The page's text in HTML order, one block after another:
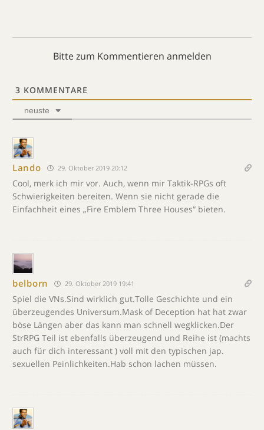
Bitte zum Kommentieren anmelden
3 KOMMENTARE
neuste
Lando 29. Oktober 2019 20:12
Cool, merk ich mir vor. Auch, wenn mir Taktik-RPGs oft
Schwierigkeiten bereiten. Wenn sie nicht gerade die
Einfachheit eines „Fire Emblem Three Houses“ bieten.
belborn 29. Oktober 2019 19:41
Spiel die VNs.Sind wirklich gut.Tolle Geschichte und ein
überzeugendes Universum.Mask of Deception hat hat zwar
böse Längen aber das kann man schnell wegklicken.Der
StrRPG Teil ist ebenfalls überzeugend und Reihe ist (machts
auch für dich interessant ) voll mit den typischen jap.
sexuellen Peinlichkeiten.Hab schon lachen müssen.